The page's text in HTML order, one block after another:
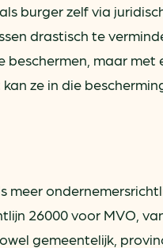
burger zelf via
drastisch te
beschermen, maar met
ze in die
26000 voor MVO,
gemeentelijk,